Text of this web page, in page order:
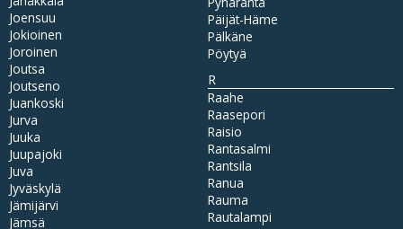
Joensuu
Jokioinen
Joroinen
Joutsa
Joutseno
Juankoski
Jurva
Juuka
Juupajoki
Juva
Jyväskylä
Jämijärvi
Jämsä
Päijät-Häme
Pälkäne
Pöytyä
R
Raahe
Raasepori
Raisio
Rantasalmi
Rantsila
Ranua
Rauma
Rautalampi